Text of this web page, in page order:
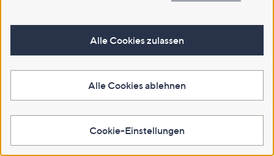
Alle Cookies zulassen
Alle Cookies ablehnen
Cookie-Einstellungen